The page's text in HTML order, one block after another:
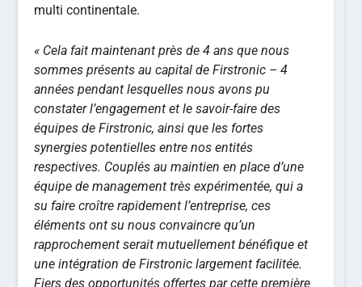
multi continentale.
« Cela fait maintenant près de 4 ans que nous
sommes présents au capital deFirstronic – 4
années pendant lesquelles nous avons pu
constater l’engagement et le savoir-faire des
équipes deFirstronic, ainsi que les fortes
synergies potentielles entre nos entités
respectives. Couplés au maintien en place d’une
équipe de management très expérimentée, qui a
su faire croître rapidement l’entreprise, ces
éléments ont su nous convaincre qu’un
rapprochement serait mutuellement bénéfique et
une intégration deFirstroniclargement facilitée.
Fiers des opportunités offertes par cette première